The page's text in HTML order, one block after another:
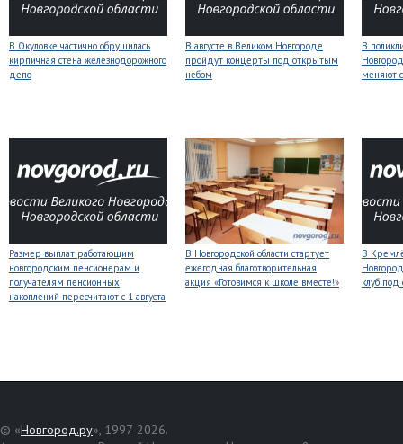
В Окуловке частично обрушилась
кирпичная стена железнодорожного
депо
В августе в Великом Новгороде
пройдут концерты под открытым
небом
В
меняют
Размер выплат работающим
новгородским пенсионерам и
получателям пенсионных
накоплений пересчитают с 1 августа
В Новгородской области стартует
ежегодная благотворительная
акция «Готовимся к школе вместе!»
В
клуб
© «Новгород.ру», 1997-2026.